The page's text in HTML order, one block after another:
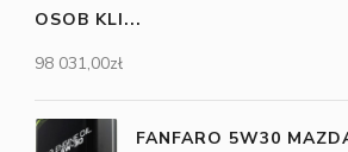
OSOB KLI...
98 031,00zł
FANFARO 5W30